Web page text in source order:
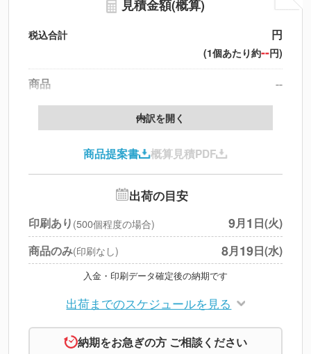
見積金額(概算)
税込合計 円
(1個あたり約--円)
商品
--
製版代
印刷代
北海道・沖縄・離島 別途
円
※上記小計は税別です
内訳を開く
商品提案書 概算見積PDF
出荷の目安
印刷あり (500個程度の場合) 9月1 日(火)
商品のみ(印刷なし) 8月19日(水)
入金・印刷データ確定後の納期です
出荷までのスケジュールを見る
納期をお急ぎの方 ご相談ください